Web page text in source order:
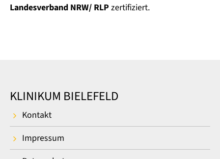
Landesverband NRW/ RLP zertifiziert.
KLINIKUM BIELEFELD
Kontakt
Impressum